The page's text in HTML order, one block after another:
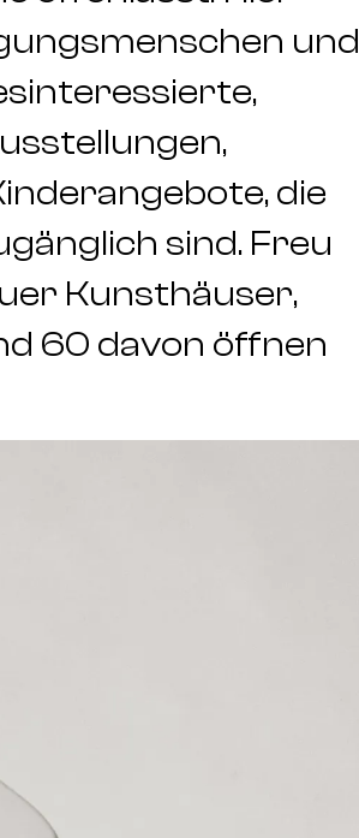
und
die
sind. Freu
Kunsthäuser,
60 davon öffnen